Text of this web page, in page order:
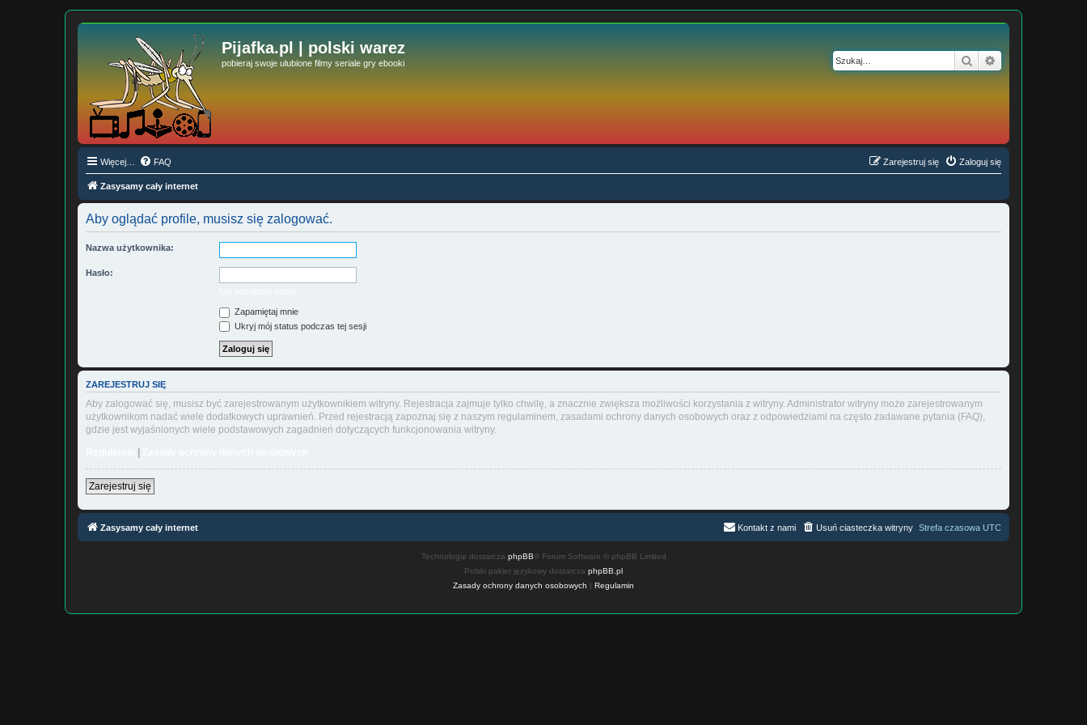
Pijafka.pl | polski warez
pobieraj swoje ulubione filmy seriale gry ebooki Szukaj
Więcej… FAQ Zaloguj się
Zarejestruj się
Zasysamy cały internet
Aby oglądać profile, musisz się zalogować.
Nazwa użytkownika:
Hasło:
Zapamiętaj mnie
Ukryj mój status podczas tej sesji
ZAREJESTRUJ SIĘ
Aby zalogować się, musisz być zarejestrowanym użytkownikiem witryny. Rejestracja zajmuje tylko chwilę, a znacznie zwiększa możliwości korzystania z witryny. Administrator witryny może zarejestrowanym
użytkownikom nadać wiele dodatkowych uprawnień. Przed rejestracją zapoznaj się z naszym regulaminem, zasadami ochrony danych osobowych oraz z odpowiedziami na często zadawane pytania (FAQ),
gdzie jest wyjaśnionych wiele podstawowych zagadnień dotyczących funkcjonowania witryny.
|
Zarejestruj się
Zasysamy cały internet Strefa czasowa UTC
Usuń ciasteczka witryny
Kontakt z nami
Technologię dostarcza phpBB® Forum Software © phpBB Limited
Polski pakiet językowy dostarcza phpBB.pl
Zasady ochrony danych osobowych | Regulamin